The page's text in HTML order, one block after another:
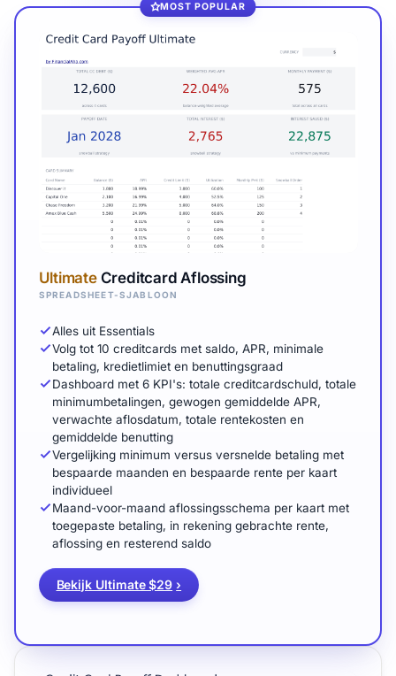
MOST POPULAR
UltimateCreditcard Aflossing
SPREADSHEET-SJABLOON
Alles uit Essentials
Volg tot 10 creditcards met saldo, APR, minimale
betaling, kredietlimiet en benuttingsgraad
Dashboard met 6 KPI's: totale creditcardschuld, totale
minimumbetalingen, gewogen gemiddelde APR,
verwachte aflosdatum, totale rentekosten en
gemiddelde benutting
Vergelijking minimum versus versnelde betaling met
bespaarde maanden en bespaarde rente per kaart
individueel
Maand-voor-maand aflossingsschema per kaart met
toegepaste betaling, in rekening gebrachte rente,
aflossing en resterend saldo
Bekijk Ultimate $29 ›